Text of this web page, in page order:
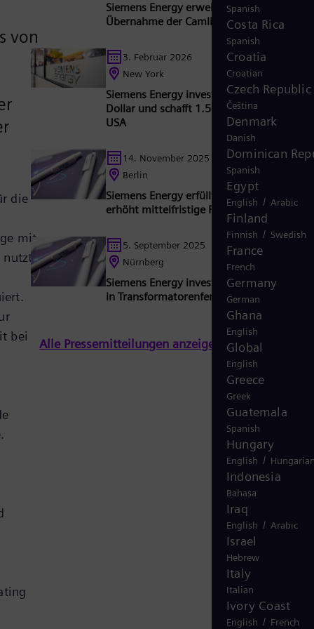
Spanish
Costa Rica
Spanish
Croatia
Croatian
Czech Republic
Čeština
Denmark
Danish
Dominican
Spanish
Egypt
English / Arabic
Finland
Finnish / Swedish
France
French
Germany
German
Ghana
English
Global
English
Greece
Greek
Guatemala
Spanish
Hungary
English /
Indonesia
Bahasa
Iraq
English / Arabic
Israel
Hebrew
Italy
Italian
Ivory Coast
English / French
von
die
mit
nutzt.
bei
Siemens Energy erweitert sein Portfolio
Übernahme der Camlin Group
3. Februar 2026
New York
Siemens Energy investiert eine Milliarde
Dollar und schafft 1.500 Arbeitsplätze in
USA
14. November 2025
Berlin
Siemens Energy erfüllt alle Zielvorgaben
erhöht mittelfristige Prognose
5. September 2025
Nürnberg
Siemens Energy investiert 220 Millionen
in Transformatorenfertigung in Nürnberg
Alle Pressemitteilungen anzeigen